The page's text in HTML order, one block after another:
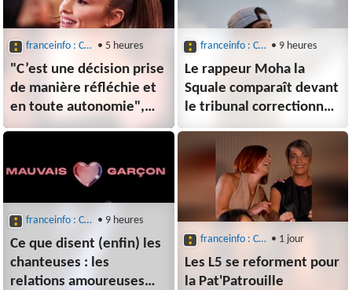
Martin
franceinfo : Culture : Musique • 5 heures
"C’est une décision prise
de manière réfléchie et
en toute autonomie",
assure Ariana Grande
retrait de la vie publique
franceinfo : Culture : Musique • 9 heures
Le rappeur Moha la
Squale comparaît devant
le tribunal correctionnel
de Paris ce vendredi
pour violences sur
deux femmes
franceinfo : Culture : Musique • 9 heures
Ce que disent (enfin) les
chanteuses : les
relations amoureuses
franceinfo : Culture : Musique • 1 jour
Les L5 se reforment pour
la Pat'Patrouille